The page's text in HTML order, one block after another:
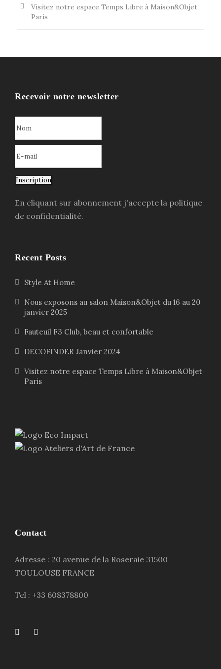
Visitez notre espace Temps Libre à Maison&Objet
Paris
Recevoir notre newsletter
Inscription
En cliquant sur abonnement j'accepte la politique
de confidentialité.
Recent Posts
Style At Home
Nous exposons au salon Maison&Objet du 16 au 20
janvier 2025
Fauteuil F3 Club, beau et confortable
DECOFINDER Janvier 2024
Visitez notre espace Temps Libre à Maison&Objet
Paris
Contact
Adresse : 20 avenue de la Roseraie 31500
TOULOUSE FRANCE
Tel : +33 608378800